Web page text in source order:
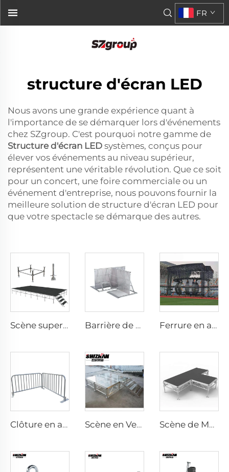
FR
structure d'écran LED
Nous avons une grande expérience quant à
l'importance de se démarquer lors d'événements
chez SZgroup. C'est pourquoi notre gamme de
Structure d'écran LED systèmes, conçus pour
élever vos événements au niveau supérieur,
représentent une véritable révolution. Que ce soit
pour un concert, une foire commerciale ou un
événement d'entreprise, nous pouvons fournir la
meilleure solution de structure d'écran LED pour
que votre spectacle se démarque des autres.
Scène superposée Barrière de Câble en Aluminium Ferrure en acier
Clôture en acier Scène en Verre Scène de Modélisation